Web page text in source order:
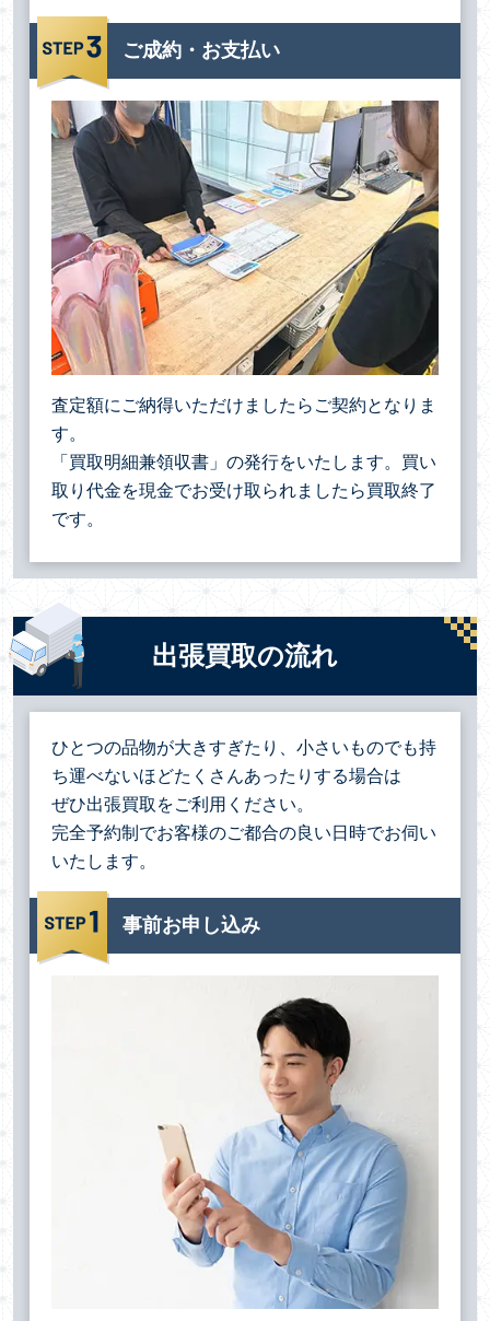
ご成約・お支払い
査定額にご納得いただけましたらご契約となりま
す。
「買取明細兼領収書」の発行をいたします。買い
取り代金を現金でお受け取られましたら買取終了
です。
出張買取の流れ
ひとつの品物が大きすぎたり、小さいものでも持
ち運べないほどたくさんあったりする場合は
ぜひ出張買取をご利用ください。
完全予約制でお客様のご都合の良い日時でお伺い
いたします。
事前お申し込み